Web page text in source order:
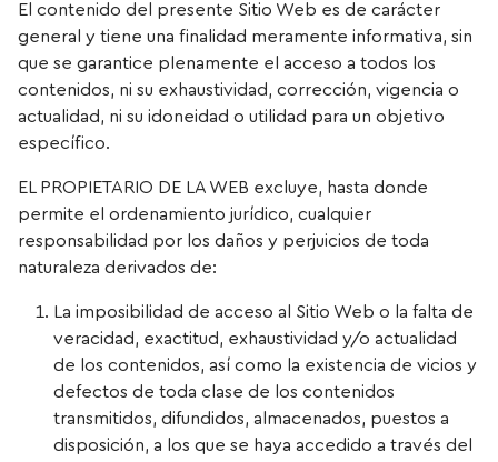
El contenido del presente Sitio Web es de carácter
general y tiene una finalidad meramente informativa, sin
que se garantice plenamente el acceso a todos los
contenidos, ni su exhaustividad, corrección, vigencia o
actualidad, ni su idoneidad o utilidad para un objetivo
específico.
EL PROPIETARIO DE LA WEB excluye, hasta donde
permite el ordenamiento jurídico, cualquier
responsabilidad por los daños y perjuicios de toda
naturaleza derivados de:
La imposibilidad de acceso al Sitio Web o la falta de
veracidad, exactitud, exhaustividad y/o actualidad
de los contenidos, así como la existencia de vicios y
defectos de toda clase de los contenidos
transmitidos, difundidos, almacenados, puestos a
disposición, a los que se haya accedido a través del